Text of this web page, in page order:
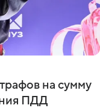
на сумму
ПДД